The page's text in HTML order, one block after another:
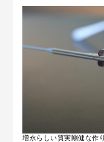
増永らしい質実剛健な作